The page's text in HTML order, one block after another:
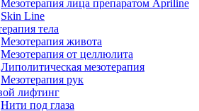
Мезотерапия лица препаратом Apriline
Skin Line
тела
Мезотерапия живота
Мезотерапия от целлюлита
Липолитическая мезотерапия
Мезотерапия рук
лифтинг
Нити под глаза